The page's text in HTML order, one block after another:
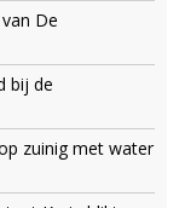
De
bij de
zuinig met water